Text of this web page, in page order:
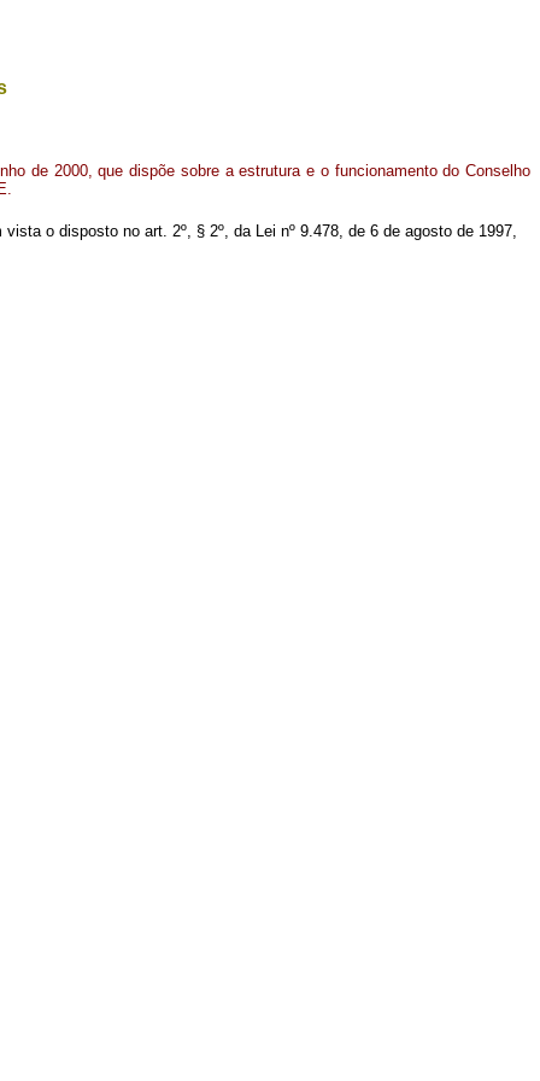
de 2000, que dispõe sobre a estrutura e o funcionamento do Conselho
o disposto no art. 2º, § 2º, da Lei nº 9.478, de 6 de agosto de 1997,